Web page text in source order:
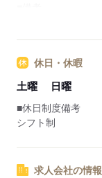
休日・休暇
土曜 日曜
■休日制度備考
シフト制
求人会社の情報